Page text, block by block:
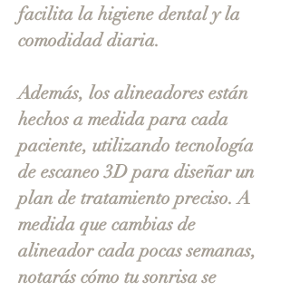
facilita la higiene dental y la
comodidad diaria.
Además, los alineadores están
hechos a medida para cada
paciente, utilizando tecnología
de escaneo 3D para diseñar un
plan de tratamiento preciso. A
medida que cambias de
alineador cada pocas semanas,
notarás cómo tu sonrisa se